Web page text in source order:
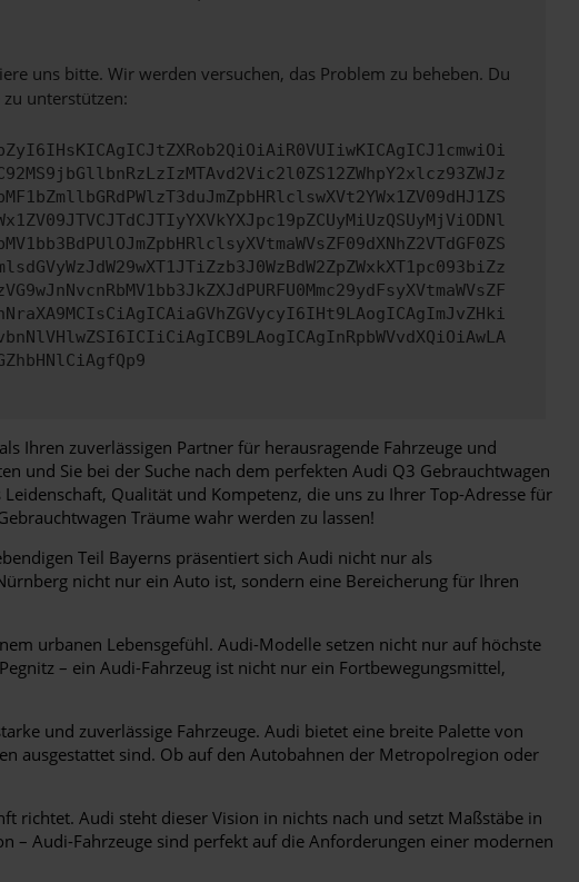
uns bitte. Wir werden versuchen, das Problem zu beheben. Du
unterstützen:
Ihren zuverlässigen Partner für herausragende Fahrzeuge und
und Sie bei der Suche nach dem perfekten Audi Q3 Gebrauchtwagen
Qualität und Kompetenz, die uns zu Ihrer Top-Adresse für
Träume wahr werden zu lassen!
Teil Bayerns präsentiert sich Audi nicht nur als
nicht nur ein Auto ist, sondern eine Bereicherung für Ihren
urbanen Lebensgefühl. Audi-Modelle setzen nicht nur auf höchste
– ein Audi-Fahrzeug ist nicht nur ein Fortbewegungsmittel,
und zuverlässige Fahrzeuge. Audi bietet eine breite Palette von
ausgestattet sind. Ob auf den Autobahnen der Metropolregion oder
richtet. Audi steht dieser Vision in nichts nach und setzt Maßstäbe in
– Audi-Fahrzeuge sind perfekt auf die Anforderungen einer modernen